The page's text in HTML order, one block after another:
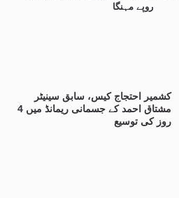
کشمیر احتجاج کیس، سابق سینیٹر
مشتاق احمد کے جسمانی ریمانڈ میں 4
روز کی توسیع
روپے مہنگا